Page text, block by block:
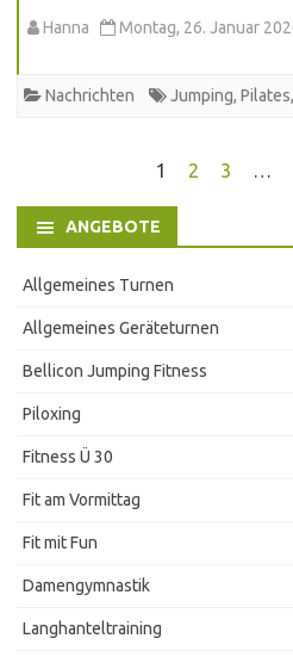
Hanna Montag, 26. Januar
Nachrichten Jumping, Pilates,
Beitragsnavigation
1 2 3 …
ANGEBOTE
Allgemeines Turnen
Allgemeines Geräteturnen
Bellicon Jumping Fitness
Piloxing
Fitness Ü 30
Fit am Vormittag
Fit mit Fun
Damengymnastik
Langhanteltraining